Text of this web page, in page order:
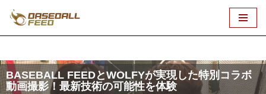
テ
ン
ツ
BASEBALL FEEDとWOLFYが実現した特別コラボ
動画撮影！最新技術の可能性を体験